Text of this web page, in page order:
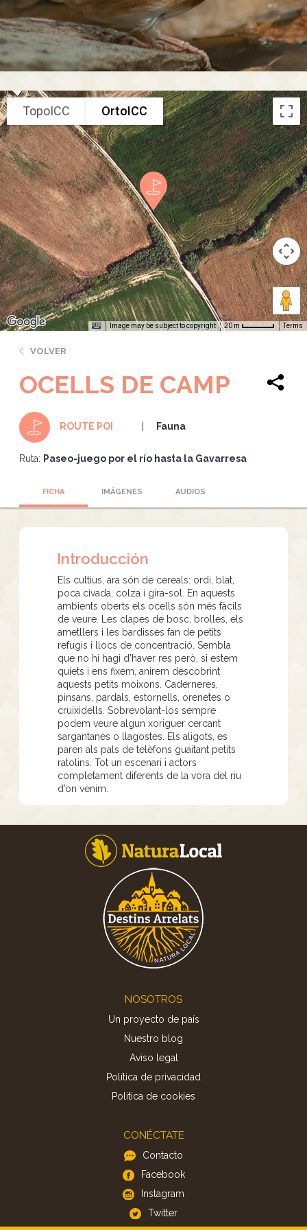
TopoICC OrtoICC
Image may be subject to copyright 20 m Terms
VOLVER
OCELLS DE CAMP
ROUTE POI Fauna
Ruta: Paseo-juego por el río hasta la Gavarresa
FICHA IMÁGENES AUDIOS
Introducción
Els cultius, ara són de cereals: ordi, blat,
poca civada, colza i gira-sol. En aquests
ambients oberts els ocells són més fàcils
de veure. Les clapes de bosc, brolles, els
ametllers i les bardisses fan de petits
refugis i llocs de concentració. Sembla
que no hi hagi d’haver res però, si estem
quiets i ens fixem, anirem descobrint
aquests petits moixons. Caderneres,
pinsans, pardals, estornells, orenetes o
cruixidells. Sobrevolant-los sempre
podem veure algun xoriguer cercant
sargantanes o llagostes. Els aligots, es
paren als pals de telèfons guaitant petits
ratolins. Tot un escenari i actors
completament diferents de la vora del riu
d’on venim.
NOSOTROS
Un proyecto de país
Nuestro blog
Aviso legal
Política de privacidad
Politica de cookies
CONÉCTATE
Contacto
Facebook
Instagram
Twitter